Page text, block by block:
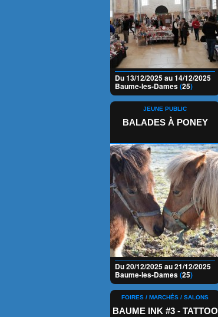
Du 13/12/2025 au 14/12/2025
Baume-les-Dames(25)
JEUNE PUBLIC
BALADES À PONEY
Du 20/12/2025 au 21/12/2025
Baume-les-Dames(25)
FOIRES / MARCHÉS / SALONS
BAUME INK #3 - TATTOO